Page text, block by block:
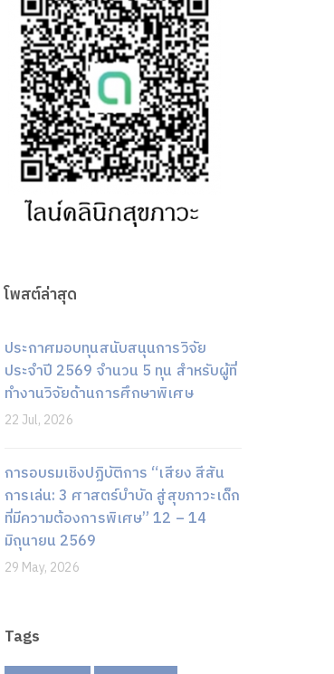
โพสต์ล่าสุด
ประกาศมอบทุนสนับสนุนการวิจัย
ประจำปี 2569 จำนวน 5 ทุน สำหรับผู้ที่
ทำงานวิจัยด้านการศึกษาพิเศษ
22 Jul, 2026
การอบรมเชิงปฏิบัติการ “เสียง สีสัน
การเล่น: 3 ศาสตร์บำบัด สู่สุขภาวะเด็ก
ที่มีความต้องการพิเศษ” 12 – 14
มิถุนายน 2569
29 May, 2026
Tags